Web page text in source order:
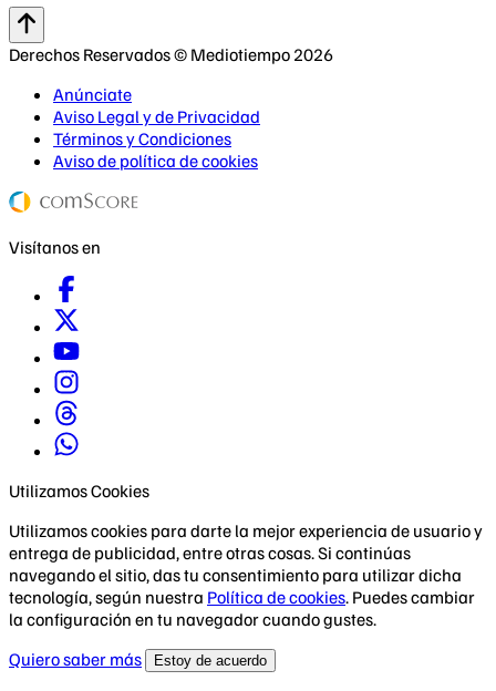
Derechos Reservados © Mediotiempo 2026
Anúnciate
Aviso Legal y de Privacidad
Términos y Condiciones
Aviso de política de cookies
Visítanos en
Utilizamos Cookies
Utilizamos cookies para darte la mejor experiencia de usuario y
entrega de publicidad, entre otras cosas. Si continúas
navegando el sitio, das tu consentimiento para utilizar dicha
tecnología, según nuestra Política de cookies. Puedes cambiar
la configuración en tu navegador cuando gustes.
Quiero saber más
Estoy de acuerdo